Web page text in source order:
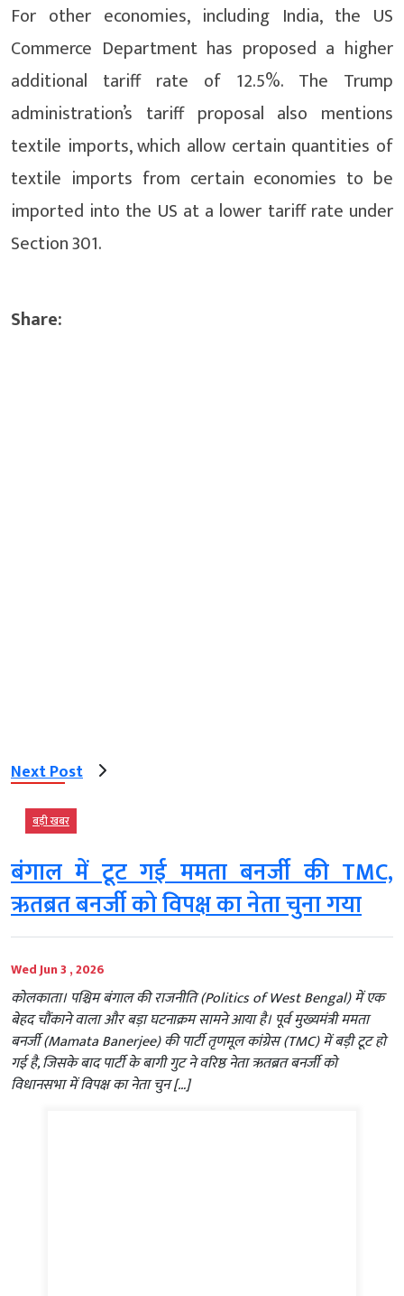
For other economies, including India, the US
Commerce Department has proposed a higher
additional tariff rate of 12.5%. The Trump
administration’s tariff proposal also mentions
textile imports, which allow certain quantities of
textile imports from certain economies to be
imported into the US at a lower tariff rate under
Section 301.
Share:
Next Post
बड़ी खबर
बंगाल में टूट गई ममता बनर्जी की TMC,
ऋतब्रत बनर्जी को विपक्ष का नेता चुना गया
Wed Jun 3 , 2026
कोलकाता। पश्चिम बंगाल की राजनीति (Politics of West Bengal) में एक
बेहद चौंकाने वाला और बड़ा घटनाक्रम सामने आया है। पूर्व मुख्यमंत्री ममता
बनर्जी (Mamata Banerjee) की पार्टी तृणमूल कांग्रेस (TMC) में बड़ी टूट हो
गई है, जिसके बाद पार्टी के बागी गुट ने वरिष्ठ नेता ऋतब्रत बनर्जी को
विधानसभा में विपक्ष का नेता चुन […]